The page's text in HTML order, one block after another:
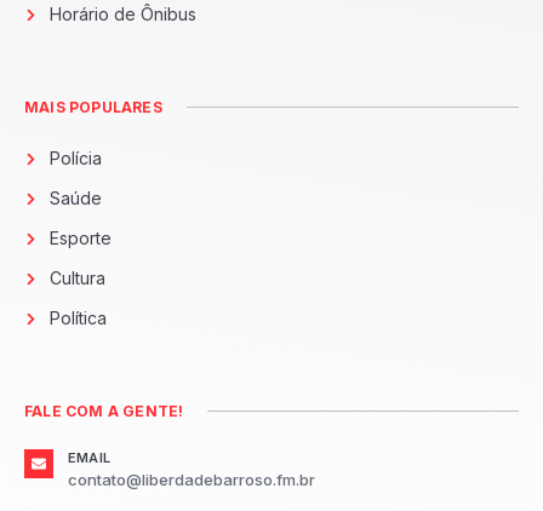
Horário de Ônibus
MAIS POPULARES
Polícia
Saúde
Esporte
Cultura
Política
FALE COM A GENTE!
EMAIL
contato@liberdadebarroso.fm.br